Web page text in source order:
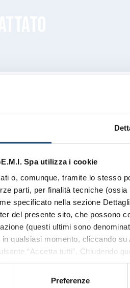
Spa utilizza i cookie
o, comunque, tramite lo stesso
parti, per finalità tecniche
specificato nella sezione
del presente sito, che possono
(questi ultimi sono
qualsiasi momento, cliccando
“Accetta tutti”. Chiudendo
senza accettare i cookie
previste dall’art. 13 del
Preferenze
la mappa del Comprensorio